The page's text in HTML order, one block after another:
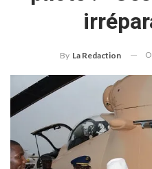
By La Redaction